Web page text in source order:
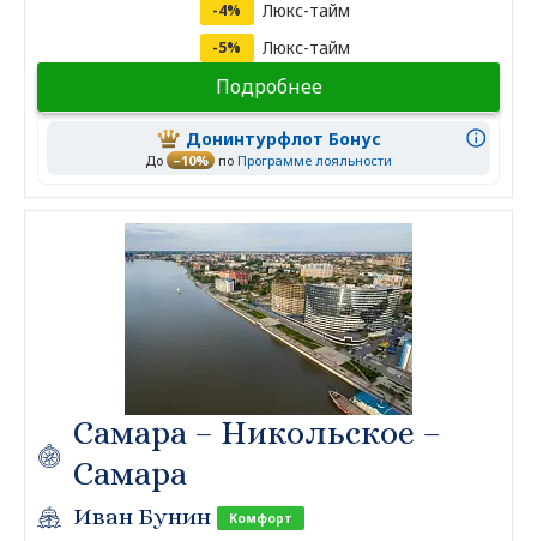
-4% Люкс-тайм
-5% Люкс-тайм
Подробнее
Донинтурфлот Бонус
До –10% по Программе лояльности
Самара – Никольское –
Самара
Иван Бунин Комфорт